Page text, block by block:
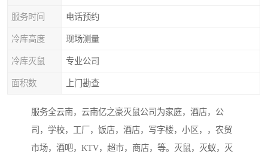
服务时间 电话预约
冷库高度 现场测量
冷库灭鼠 专业公司
面积数 上门勘查
服务全云南，云南亿之豪灭鼠公司为家庭，酒店，公
司，学校，工厂，饭店，酒店，写字楼，小区，，农贸
市场，酒吧，KTV，超市，商店，等。灭鼠，灭蚁，灭